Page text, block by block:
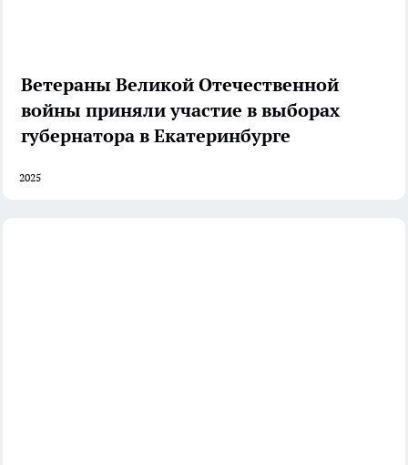
Ветераны Великой Отечественной
войны приняли участие в выборах
губернатора в Екатеринбурге
2025